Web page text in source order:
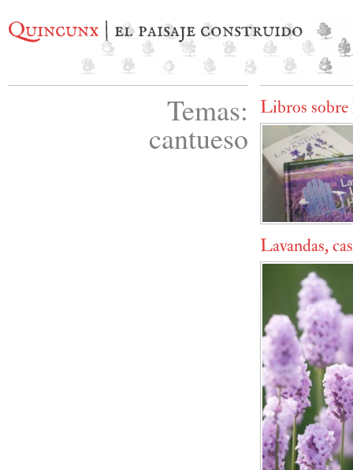
Quincunx | el paisaje construido
Temas:
cantueso
Libros sobre
Lavandas,